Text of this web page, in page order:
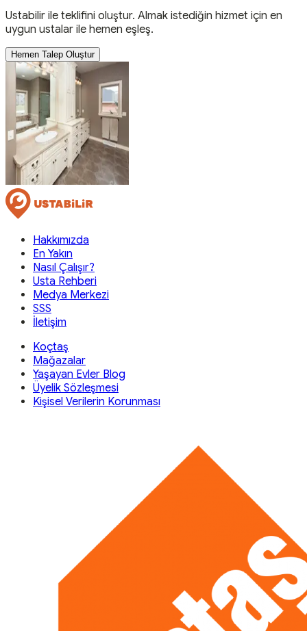
Ustabilir ile teklifini oluştur. Almak istediğin hizmet için en
uygun ustalar ile hemen eşleş.
Hemen Talep Oluştur
Hakkımızda
En Yakın
Nasıl Çalışır?
Usta Rehberi
Medya Merkezi
SSS
İletişim
Koçtaş
Mağazalar
Yaşayan Evler Blog
Üyelik Sözleşmesi
Kişisel Verilerin Korunması